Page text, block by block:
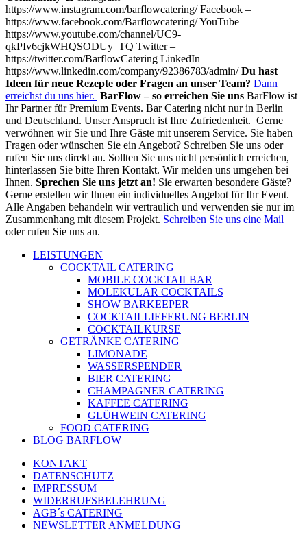
https://www.instagram.com/barflowcatering/ Facebook –
https://www.facebook.com/Barflowcatering/ YouTube –
https://www.youtube.com/channel/UC9-
qkPIv6cjkWHQSODUy_TQ Twitter –
https://twitter.com/BarflowCatering LinkedIn –
https://www.linkedin.com/company/92386783/admin/Du hast
Ideen für neue Rezepte oder Fragen an unser Team? Dann
erreichst du uns hier. BarFlow – so erreichen Sie uns BarFlow ist
Ihr Partner für Premium Events. Bar Catering nicht nur in Berlin
und Deutschland. Unser Anspruch ist Ihre Zufriedenheit. Gerne
verwöhnen wir Sie und Ihre Gäste mit unserem Service. Sie haben
Fragen oder wünschen Sie ein Angebot? Schreiben Sie uns oder
rufen Sie uns direkt an. Sollten Sie uns nicht persönlich erreichen,
hinterlassen Sie bitte Ihren Kontakt. Wir melden uns umgehen bei
Ihnen. Sprechen Sie uns jetzt an! Sie erwarten besondere Gäste?
Gerne erstellen wir Ihnen ein individuelles Angebot für Ihr Event.
Alle Angaben behandeln wir vertraulich und verwenden sie nur im
Zusammenhang mit diesem Projekt. Schreiben Sie uns eine Mail
oder rufen Sie uns an.
LEISTUNGEN
COCKTAIL CATERING
MOBILE COCKTAILBAR
MOLEKULAR COCKTAILS
SHOW BARKEEPER
COCKTAILLIEFERUNG BERLIN
COCKTAILKURSE
GETRÄNKE CATERING
LIMONADE
WASSERSPENDER
BIER CATERING
CHAMPAGNER CATERING
KAFFEE CATERING
GLÜHWEIN CATERING
FOOD CATERING
BLOG BARFLOW
KONTAKT
DATENSCHUTZ
IMPRESSUM
WIDERRUFSBELEHRUNG
AGB´s CATERING
NEWSLETTER ANMELDUNG